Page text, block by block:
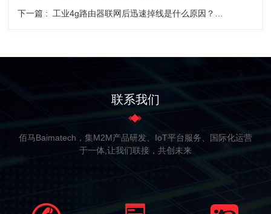
下一篇 :
工业4g路由器联网后迅速掉线是什么原因？如何解决？
联系我们
佰马Baimatech，集M2M产品研发、IoT平台服务、国际化运营
于一体,让我们联接，共创未来